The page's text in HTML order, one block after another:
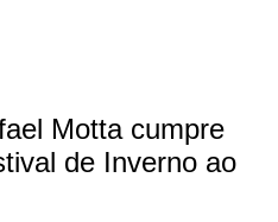
Motta cumpre
de Inverno ao